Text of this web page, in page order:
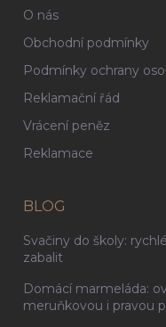
O nás
Obchodní podmínky
Podmínky ochrany
Reklamační řád
Vrácení peněz
Reklamace
BLOG
Svačiny do školy:
zabalit
Domácí marmeláda:
meruňkovou i pravou